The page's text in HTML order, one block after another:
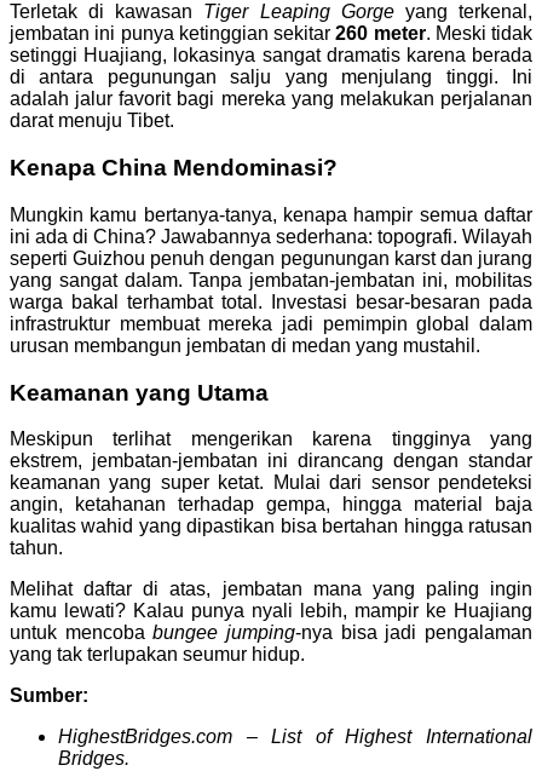
Terletak di kawasan Tiger Leaping Gorgeyang terkenal,
jembatan ini punya ketinggian sekitar260 meter. Meski tidak
setinggi Huajiang, lokasinya sangat dramatis karena berada
di antara pegunungan salju yang menjulang tinggi. Ini
adalah jalur favorit bagi mereka yang melakukan perjalanan
darat menuju Tibet.
Kenapa China Mendominasi?
Mungkin kamu bertanya-tanya, kenapa hampir semua daftar
ini ada di China? Jawabannya sederhana: topografi. Wilayah
seperti Guizhou penuh dengan pegunungan karst dan jurang
yang sangat dalam. Tanpa jembatan-jembatan ini, mobilitas
warga bakal terhambat total. Investasi besar-besaran pada
infrastruktur membuat mereka jadi pemimpin global dalam
urusan membangun jembatan di medan yang mustahil.
Keamanan yang Utama
Meskipun terlihat mengerikan karena tingginya yang
ekstrem, jembatan-jembatan ini dirancang dengan standar
keamanan yang super ketat. Mulai dari sensor pendeteksi
angin, ketahanan terhadap gempa, hingga material baja
kualitas wahid yang dipastikan bisa bertahan hingga ratusan
tahun.
Melihat daftar di atas, jembatan mana yang paling ingin
kamu lewati? Kalau punya nyali lebih, mampir ke Huajiang
untuk mencobabungee jumping-nya bisa jadi pengalaman
yang tak terlupakan seumur hidup.
Sumber:
HighestBridges.com – List of Highest International
Bridges.